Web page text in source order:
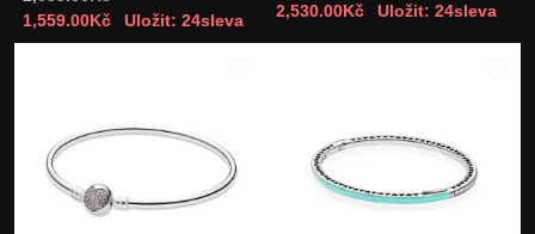
1,559.00Kč
Uložit: 24sleva
2,530.00Kč
Uložit: 24sleva